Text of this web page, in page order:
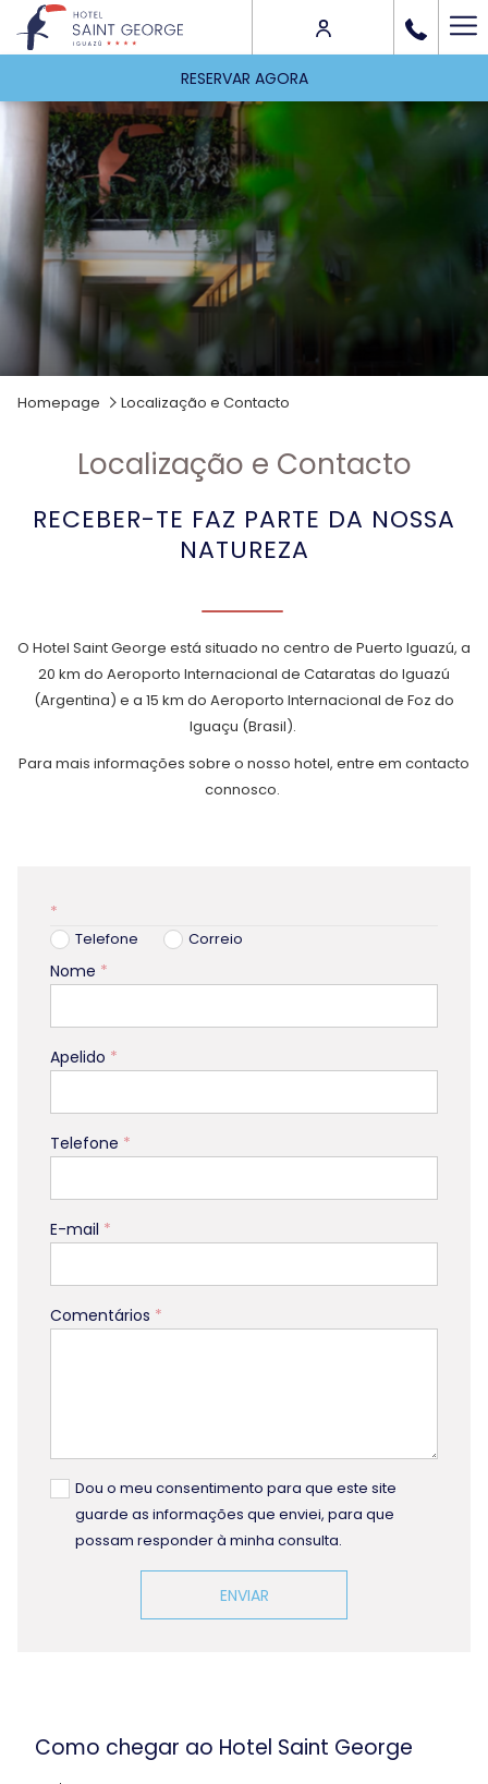
RESERVAR AGORA
Homepage Localização e Contacto
Localização e Contacto
RECEBER-TE FAZ PARTE DA NOSSA
NATUREZA
O Hotel Saint George está situado no centro de Puerto Iguazú, a
20 km do Aeroporto Internacional de Cataratas do Iguazú
(Argentina) e a 15 km do Aeroporto Internacional de Foz do
Iguaçu (Brasil).
Para mais informações sobre o nosso hotel, entre em contacto
connosco.
*
Telefone Correio
Nome *
Apelido *
Telefone *
E-mail *
Comentários *
Dou o meu consentimento para que este site
guarde as informações que enviei, para que
possam responder à minha consulta.
ENVIAR
Como chegar ao Hotel Saint George